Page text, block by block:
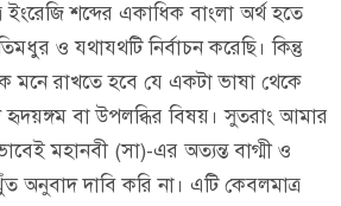
ইংরেজি শব্দের একাধিক বাংলা অর্থ হতে
ও যথাযথটি নির্বাচন করেছি। কিন্তু
মনে রাখতে হবে যে একটা ভাষা থেকে
বা উপলব্ধির বিষয়। সুতরাং আমার
মহানবী (সা)-এর অত্যন্ত বাগ্মী ও
অনুবাদ দাবি করি না। এটি কেবলমাত্র